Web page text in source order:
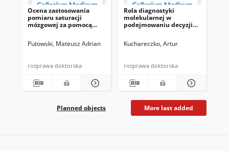
Ocena zastosowania
pomiaru saturacji
mózgowej za pomocą
resuscytacji krążeniowo-
Putowski, Mateusz Adrian
rozprawa doktorska
Rola diagnostyki
molekularnej w
podejmowaniu decyzji
epidemiologii raka
Kuchareczko, Artur
rozprawa doktorska
Planned objects More last added